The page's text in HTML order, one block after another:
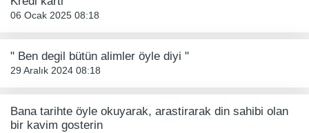
06 Ocak 2025 08:18
" Ben degil bütün alimler öyle diyi "
29 Aralık 2024 08:18
Bana tarihte öyle okuyarak, arastirarak din sahibi olan
bir kavim gosterin